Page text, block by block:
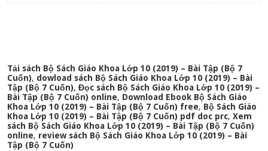
Tải sách Bộ Sách Giáo Khoa Lớp 10 (2019) – Bài Tập (Bộ 7
Cuốn), dowload sách Bộ Sách Giáo Khoa Lớp 10 (2019) – Bài
Tập (Bộ 7 Cuốn),Đọc sách Bộ Sách Giáo Khoa Lớp 10 (2019) –
Bài Tập (Bộ 7 Cuốn) online, Download Ebook Bộ Sách Giáo
Khoa Lớp 10 (2019) – Bài Tập (Bộ 7 Cuốn) free, Bộ Sách Giáo
Khoa Lớp 10 (2019) – Bài Tập (Bộ 7 Cuốn) pdf doc prc,Xem
sách Bộ Sách Giáo Khoa Lớp 10 (2019) – Bài Tập (Bộ 7 Cuốn)
online, review sách Bộ Sách Giáo Khoa Lớp 10 (2019) – Bài
Tập (Bộ 7 Cuốn)